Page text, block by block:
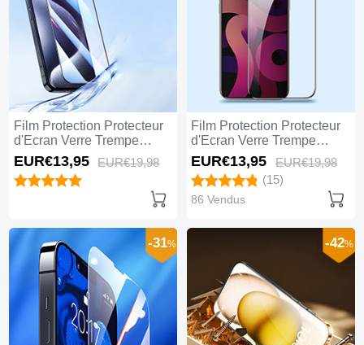
Film Protection Protecteur
d'Ecran Verre Trempe
Integrale U03 pour Apple
iPhone 14 Pro Max Noir
EUR€13,95 EUR€19,98
Film Protection Protecteur
d'Ecran Verre Trempe
Integrale F09 pour Apple
iPhone 14 Pro Max Noir
EUR€13,95 EUR€19,98
(15)
86 Vendus
-31% -42%